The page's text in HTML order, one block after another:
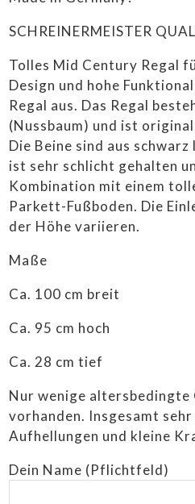
SCHREINERMEISTER
Tolles Mid Century Regal
Design und hohe
Regal aus. Das Regal
(Nussbaum) und ist
Die Beine sind aus
ist sehr schlicht gehalten
Kombination mit einem
Parkett-Fußboden. Die
der Höhe variieren.
Maße
Ca. 100 cm breit
Ca. 95 cm hoch
Ca. 28 cm tief
Nur wenige altersbedingte
vorhanden. Insgesamt
Aufhellungen und kleine
Dein Name (Pflichtfeld)